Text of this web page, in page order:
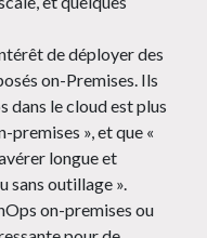
de déployer des
on-Premises. Ils
dans le cloud est plus
premises », et que «
longue et
sans outillage ».
on-premises ou